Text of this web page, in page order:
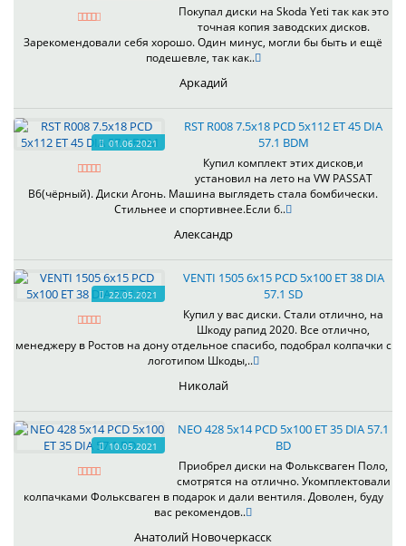
Покупал диски на Skoda Yeti так как это
точная копия заводских дисков.
Зарекомендовали себя хорошо. Один минус, могли бы быть и ещё
подешевле, так как..
Аркадий
01.06.2021
RST R008 7.5x18 PCD 5x112 ET 45 DIA
57.1 BDM
Купил комплект этих дисков,и
установил на лето на VW PASSAT
B6(чёрный). Диски Агонь. Машина выглядеть стала бомбически.
Стильнее и спортивнее.Если б..
Александр
22.05.2021
VENTI 1505 6x15 PCD 5x100 ET 38 DIA
57.1 SD
Купил у вас диски. Стали отлично, на
Шкоду рапид 2020. Все отлично,
менеджеру в Ростов на дону отдельное спасибо, подобрал колпачки с
логотипом Шкоды,..
Николай
10.05.2021
NEO 428 5x14 PCD 5x100 ET 35 DIA 57.1
BD
Приобрел диски на Фольксваген Поло,
смотрятся на отлично. Укомплектовали
колпачками Фольксваген в подарок и дали вентиля. Доволен, буду
вас рекомендов..
Анатолий Новочеркасск